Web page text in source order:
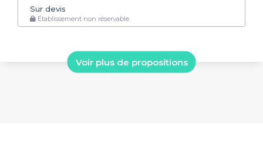
Sur devis
Établissement non réservable
Voir plus de propositions